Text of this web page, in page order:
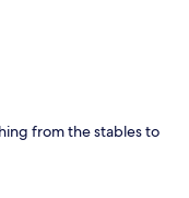
from the stables to